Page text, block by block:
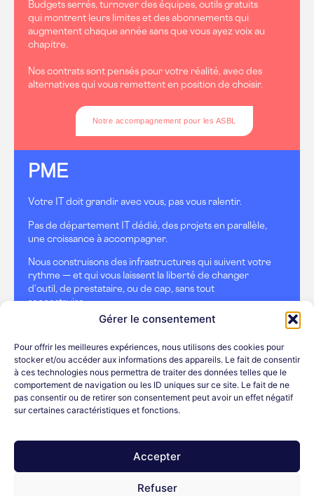
Gérer le consentement
Pour offrir les meilleures expériences, nous utilisons des cookies pour
stocker et/ou accéder aux informations des appareils. Le fait de consentir
à ces technologies nous permettra de traiter des données telles que le
comportement de navigation ou les ID uniques sur ce site. Le fait de ne
pas consentir ou de retirer son consentement peut avoir un effet négatif
sur certaines caractéristiques et fonctions.
Accepter
Refuser
PME
Votre IT doit grandir avec vous, pas vous ralentir.
Pas de département IT dédié, des projets en parallèle,
une croissance à accompagner.
Nous construisons des infrastructures qui suivent votre
rythme — et qui vous laissent la liberté de changer
d’outil, de prestataire, ou de cap, sans tout
reconstruire.
Notre accompagnement pour PME
Budgets serrés, turnover des équipes, outils gratuits
qui montrent leurs limites et des abonnements qui
augmentent chaque année sans que vous ayez voix au
chapitre.
Nos contrats sont pensés pour votre réalité, avec des
alternatives qui vous remettent en position de choisir.
Notre accompagnement pour les ASBL
Secteur public & pouvoirs
locaux
Conformité RGPD, marchés publics, budgets annuels
et une question qui revient : où sont hébergées vos